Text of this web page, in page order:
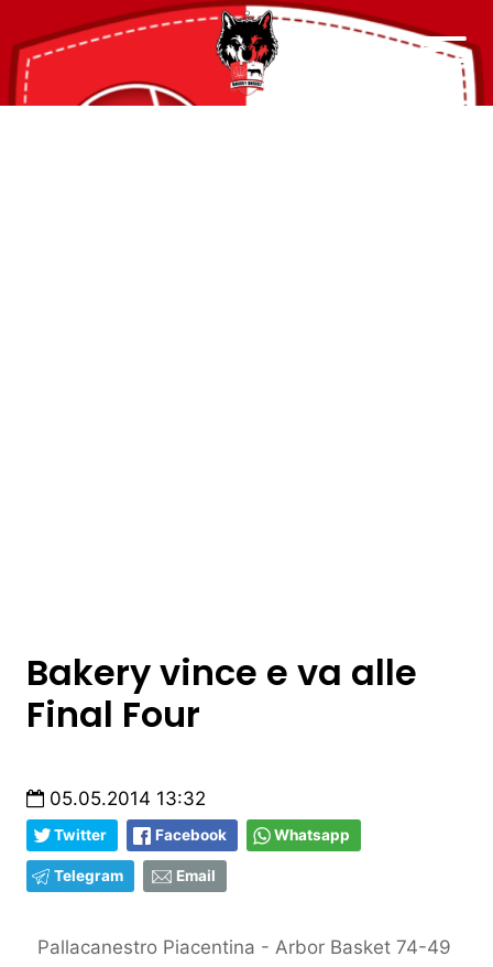
Bakery vince e va alle
Final Four
05.05.2014 13:32
Twitter Facebook Whatsapp
Telegram Email
Pallacanestro Piacentina - Arbor Basket 74-49